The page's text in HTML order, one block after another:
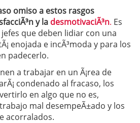
omiso a estos rasgos
y la desmotivaciÃ³n. Es
que deben lidiar con una
enojada e incÃ³moda y para los
padecerlo.
a trabajar en un Ã¡rea de
condenado al fracaso, los
en algo que no es,
mal desempeÃ±ado y los
acorralados.